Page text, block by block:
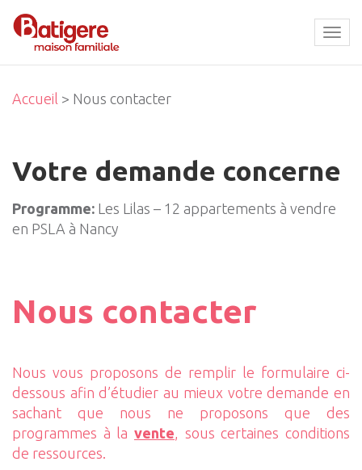
Accueil > Nous contacter
Votre demande concerne
Programme: Les Lilas – 12 appartements à vendre
en PSLA à Nancy
Nous contacter
Nous vous proposons de remplir le formulaire ci-
dessous afin d’étudier au mieux votre demande en
sachant que nous ne proposons que des
programmes à la vente, sous certaines conditions
de ressources.